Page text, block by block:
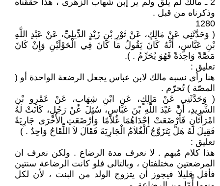
2 ـ مالك لم يلق ولم ير إبن شهاب الزهرى ، هذا حققناه
وذكرناه من قبل .
1280
( وَحَدَّثَنِي عَنْ مَالِكٍ، عَنْ ثَوْرِ بْنِ زَيْدٍ الدِّيلِيِّ، عَنْ عَبْدِ اللَّهِ
بْنِ عَبَّاسٍ، أَنَّهُ كَانَ يَقُولُ مَا كَانَ فِي الْحَوْلَيْنِ وَإِنْ كَانَ
مَصَّةً وَاحِدَةً فَهُوَ يُحَرِّمُ ‏. ).
تعليق :
هنا رأى نسبه مالك لابن عباس يجعل الرضعة الواحدة أو (
المصّة ) تُحرّم .
( وَحَدَّثَنِي عَنْ مَالِكٍ، عَنِ ابْنِ شِهَابٍ، عَنْ عَمْرِو بْنِ
الشَّرِيدِ، أَنَّ عَبْدَ اللَّهِ بْنَ عَبَّاسٍ، سُئِلَ عَنْ رَجُلٍ، كَانَتْ لَهُ
امْرَأَتَانِ فَأَرْضَعَتْ إِحْدَاهُمَا غُلاَمًا وَأَرْضَعَتِ الأُخْرَى جَارِيَةً
فَقِيلَ لَهُ هَلْ يَتَزَوَّجُ الْغُلاَمُ الْجَارِيَةَ فَقَالَ لاَ اللِّقَاحُ وَاحِدٌ ‏. )‏
تعليق :
هذا كلام مُبهم . لا نعرف مدة الرضاع . ولكن نعرف ان
المرضعتين مختلفتان ، وبالتالى فلو كانت الرضاعة سنتين
فأقل قليلا فيجوز أن يتزوج الولد من البنت ، لأن لكل